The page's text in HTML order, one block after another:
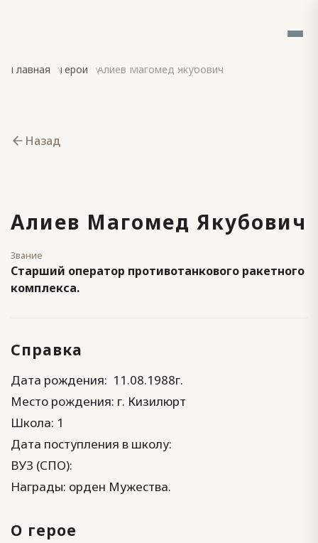
Главная Герои Алиев Магомед Якубович
Назад
Алиев Магомед Якубович
Звание
Старший оператор противотанкового ракетного
комплекса.
Справка
Дата рождения: 11.08.1988г.
Место рождения: г. Кизилюрт
Школа: 1
Дата поступления в школу:
ВУЗ (СПО):
Награды: орден Мужества.
О герое